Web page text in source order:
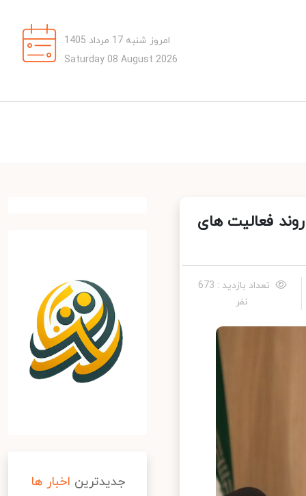
امروز شنبه 17 مرداد 1405
Saturday 08 August 2026
فعالیت‌ های
تعداد بازدید : 673
نفر
جدیدترین اخبار ها